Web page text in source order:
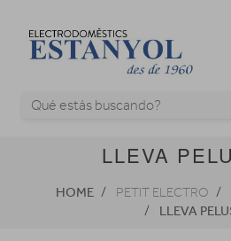
LLEVA
HOME PETIT ELECTRO
LLEVA